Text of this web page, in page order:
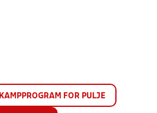
KAMPPROGRAM FOR PULJE